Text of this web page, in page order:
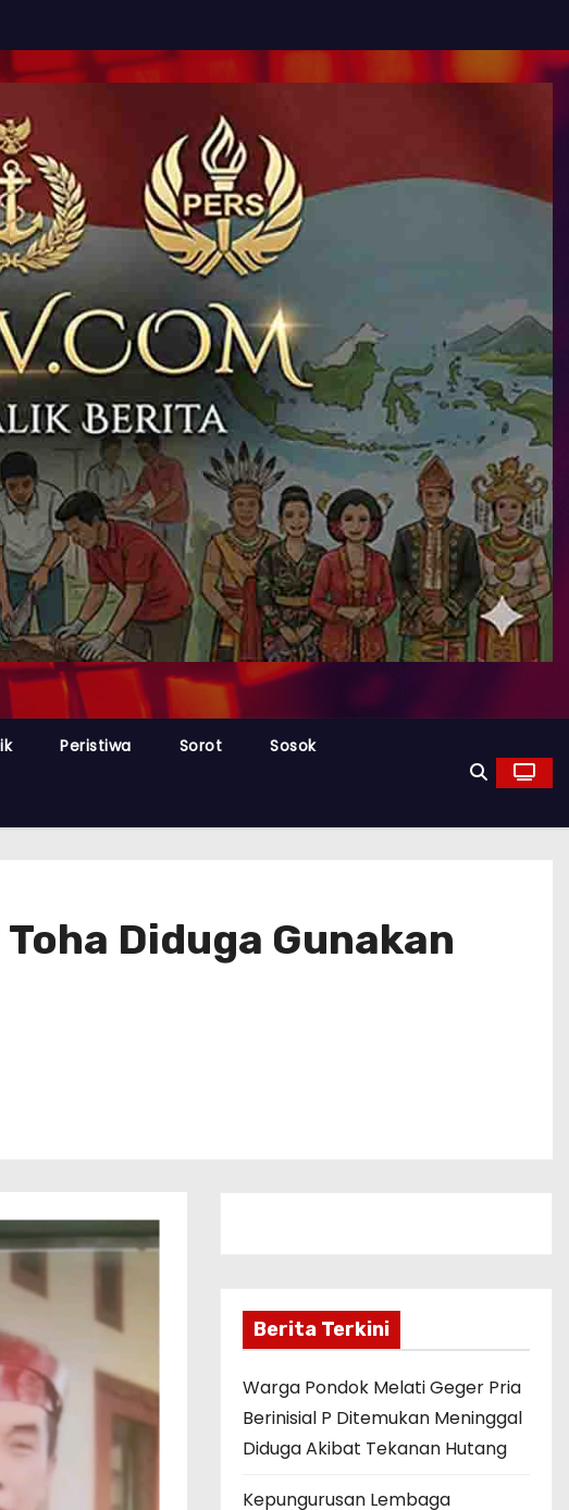
Peristiwa Sorot Sosok
Diduga Gunakan
Berita Terkini
Warga Pondok Melati Geger Pria
Berinisial P Ditemukan Meninggal
Diduga Akibat Tekanan Hutang
Kepungurusan Lembaga